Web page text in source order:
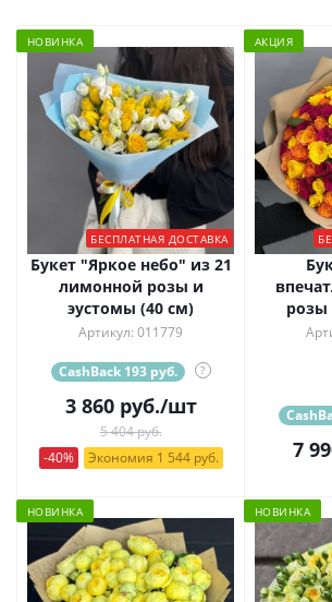
НОВИНКА
БЕСПЛАТНАЯ ДОСТАВКА
Букет "Яркое небо" из 21
лимонной розы и
эустомы (40 см)
Артикул: 011779
CashBack 193 руб. ?
3 860руб./шт
5 404 руб.
-40%
Экономия 1 544 руб.
АКЦИЯ
розы
7
НОВИНКА НОВИНКА